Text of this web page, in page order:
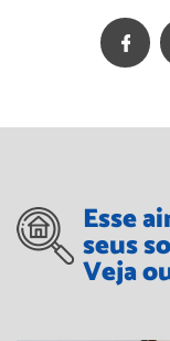
Esse
seus
Veja